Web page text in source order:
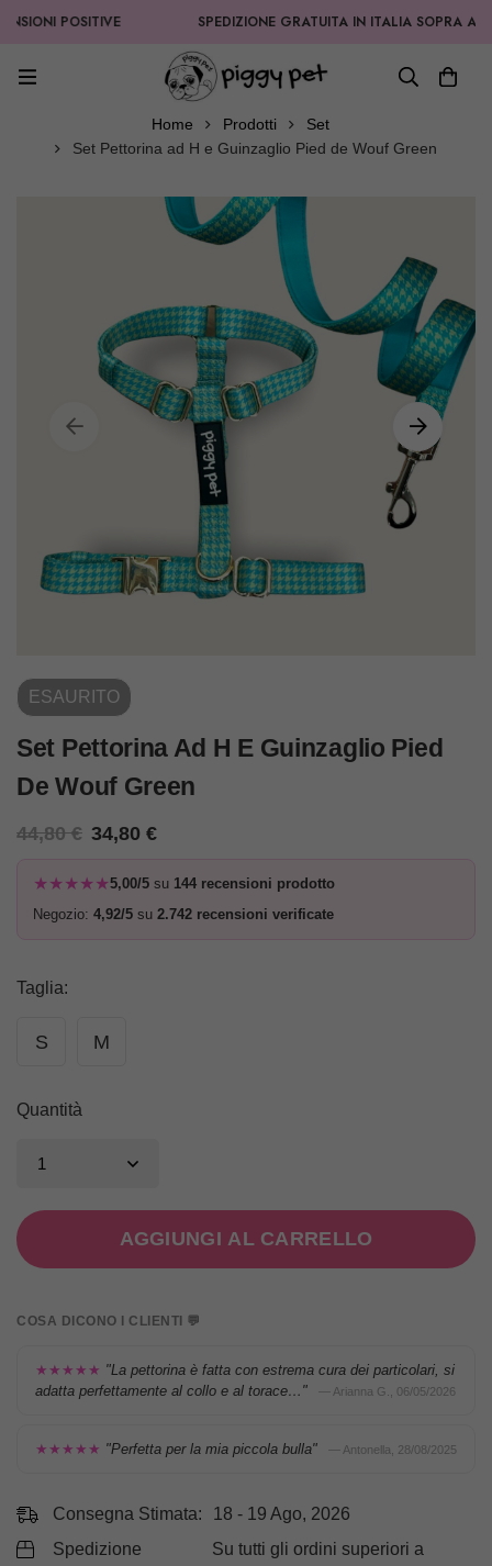
POSITIVE SPEDIZIONE GRATUITA IN ITALIA SOPRA AI
Home Prodotti
Set
Set Pettorina ad H e Guinzaglio Pied de Wouf Green
ESAURITO
Set Pettorina Ad H E Guinzaglio Pied
De Wouf Green
44,80€ 34,80 €
★★★★★5,00/5 su 144 recensioni prodotto
Negozio: 4,92/5 su 2.742 recensioni verificate
Taglia:
S M
Quantità
AGGIUNGI AL CARRELLO
COSA DICONO I CLIENTI 💬
★★★★★ "La pettorina è fatta con estrema cura dei particolari, si
adatta perfettamente al collo e al torace…"
— Arianna G., 06/05/2026
★★★★★ "Perfetta per la mia piccola bulla" — Antonella, 28/08/2025
Consegna Stimata:
18 - 19 Ago, 2026
Spedizione
Su tutti gli ordini superiori a